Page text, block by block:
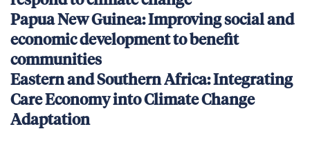
Papua New Guinea: Improving social and
economic development to benefit
communities
Eastern and Southern Africa: Integrating
Care Economy into Climate Change
Adaptation